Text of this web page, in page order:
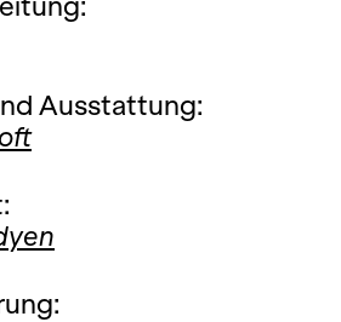
Ausstattung: